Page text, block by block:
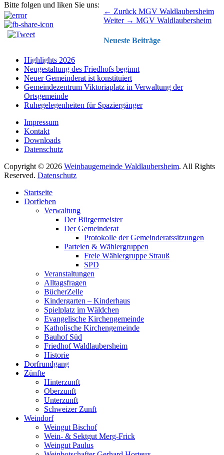
Bitte folgen und liken Sie uns:
Beitragsnavigation ← Zurück Vorhergehender
Beitrag:
MGV Waldlaubersheim
Weiter → Nächster
MGV Waldlaubersheim
Neueste Beiträge
Highlights 2026
Neugestaltung des Friedhofs beginnt
Neuer Gemeinderat ist konstituiert
Gemeindezentrum Viktoriaplatz in Verwaltung der
Ortsgemeinde
Ruhegelegenheiten für Spaziergänger
Impressum
Kontakt
Downloads
Datenschutz
Copyright © 2026 Weinbaugemeinde Waldlaubersheim. All Rights
Reserved. Datenschutz
oben
scrollen
Startseite
Dorfleben
Verwaltung
Der Bürgermeister
Der Gemeinderat
Protokolle der Gemeinderatssitzungen
Parteien & Wählergruppen
Freie Wählergruppe Strauß
SPD
Veranstaltungen
Alltagsfragen
BücherZelle
Kindergarten – Kinderhaus
Spielplatz im Wäldchen
Evangelische Kirchengemeinde
Katholische Kirchengemeinde
Bauhof Süd
Friedhof Waldlaubersheim
Historie
Dorfrundgang
Zünfte
Hinterzunft
Oberzunft
Unterzunft
Schweizer Zunft
Weindorf
Weingut Bischof
Wein- & Sektgut Merg-Frick
Weingut Paulus